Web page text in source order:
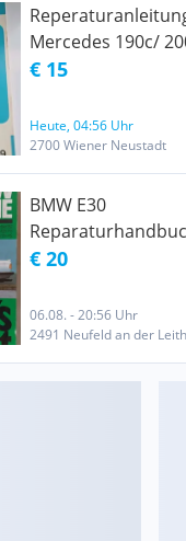
Mercedes 190c/
€ 15
Heute, 04:56 Uhr
2700 Wiener Neustadt
BMW E30
gemacht
€ 20
06.08. - 20:56 Uhr
2491 Neufeld an der